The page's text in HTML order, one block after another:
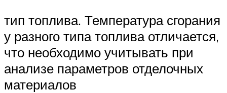
тип топлива. Температура сгорания
у разного типа топлива отличается,
что необходимо учитывать при
анализе параметров отделочных
материалов